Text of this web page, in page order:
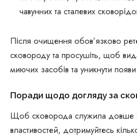
чавунних та сталевих
Після очищення обов’язково
сковороду та просушіть, щоб
миючих засобів та уникнути
Поради щодо догляду за
Щоб сковорода служила довше і
властивостей, дотримуйтесь